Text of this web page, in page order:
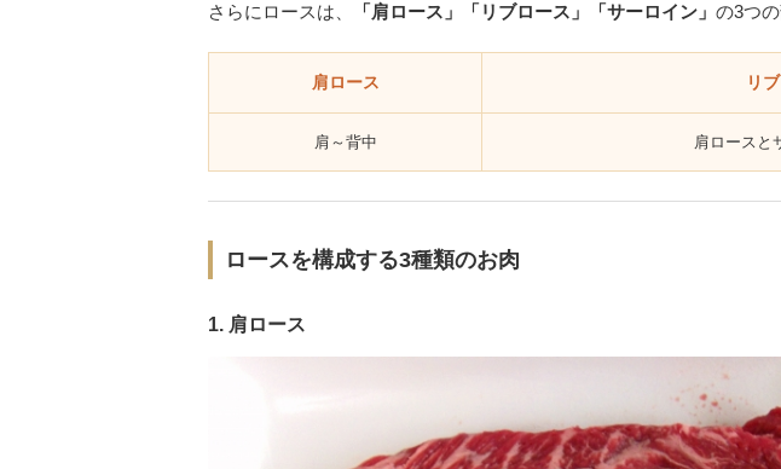
さらにロースは、 「肩ロース」「リブロース」「サーロイン」 の3つ
肩ロース リ
肩～背中 肩ロースと
ロースを構成する3種類のお肉
1. 肩ロース